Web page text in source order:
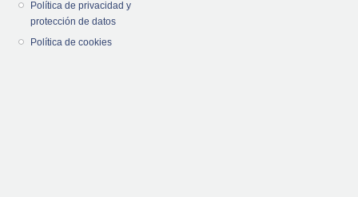
Política de privacidad y
protección de datos
Política de cookies